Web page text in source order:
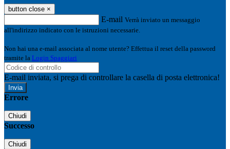
button close ×
E-mail Verrà inviato un messaggio
all'indirizzo indicato con le istruzioni necessarie.
Non hai una e-mail associata al nome utente? Effettua il reset della password
tramite la Login Spaggiari
E-mail inviata, si prega di controllare la casella di posta elettronica!
Errore
Chiudi
Successo
Chiudi